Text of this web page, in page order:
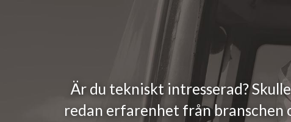
Är du tekniskt intresserad?
redan erfarenhet från branschen